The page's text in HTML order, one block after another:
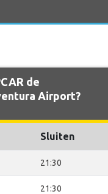
de
Airport?
Sluiten
21:30
21:30